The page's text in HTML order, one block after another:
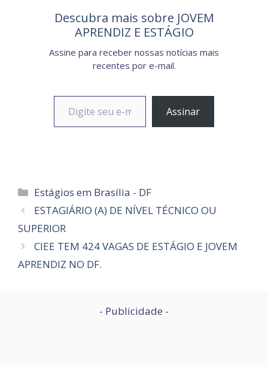
Descubra mais sobre JOVEM
APRENDIZ E ESTÁGIO
Assine para receber nossas notícias mais
recentes por e-mail.
Digite seu e-mail…
Assinar
Categorias
Estágios em Brasília - DF
ESTAGIÁRIO (A) DE NÍVEL TÉCNICO OU
SUPERIOR
CIEE TEM 424 VAGAS DE ESTÁGIO E JOVEM
APRENDIZ NO DF.
- Publicidade -